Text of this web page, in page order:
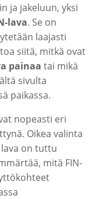
ja jakeluun, yksi
lava. Se on
laajasti
siitä, mitkä ovat
painaa tai mikä
sivulta
paikassa.
nopeasti eri
Oikea valinta
on tuttu
mitä FIN-